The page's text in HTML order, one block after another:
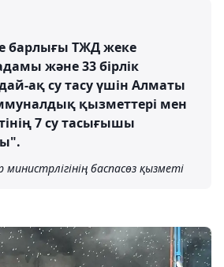
барлығы ТЖД жеке
және 33 бірлік
ақ су тасу үшін Алматы
қызметтері мен
7 су тасығышы
баспасөз қызметі